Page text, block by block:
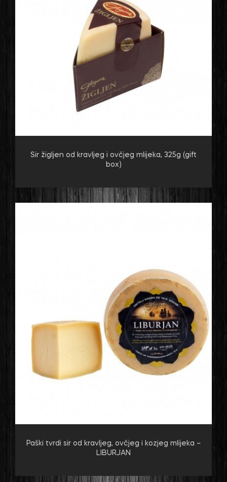
Sir žigljen od kravljeg i ovčjeg mlijeka, 325g (gift
box)
Paški tvrdi sir od kravljeg, ovčjeg i kozjeg mlijeka –
LIBURJAN